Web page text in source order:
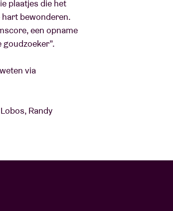
Concertcheque
Over AB
plaatjes die het
hart bewonderen.
een opname
via
Randy